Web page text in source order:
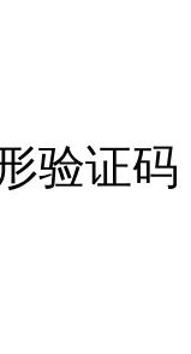
验证码